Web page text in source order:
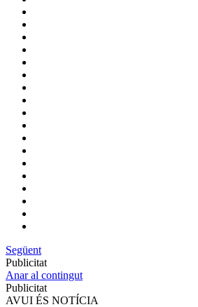
Següent
Publicitat
Anar al contingut
Publicitat
AVUI ÉS NOTÍCIA